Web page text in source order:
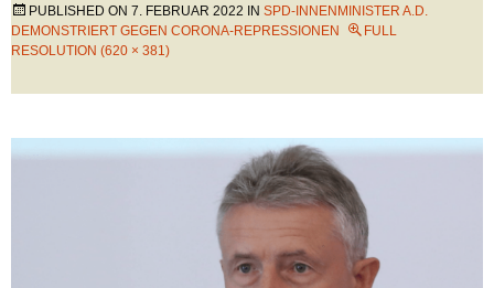
PUBLISHED ON 7. FEBRUAR 2022 IN SPD-INNENMINISTER A.D.
DEMONSTRIERT GEGEN CORONA-REPRESSIONEN
FULL
RESOLUTION (620 × 381)